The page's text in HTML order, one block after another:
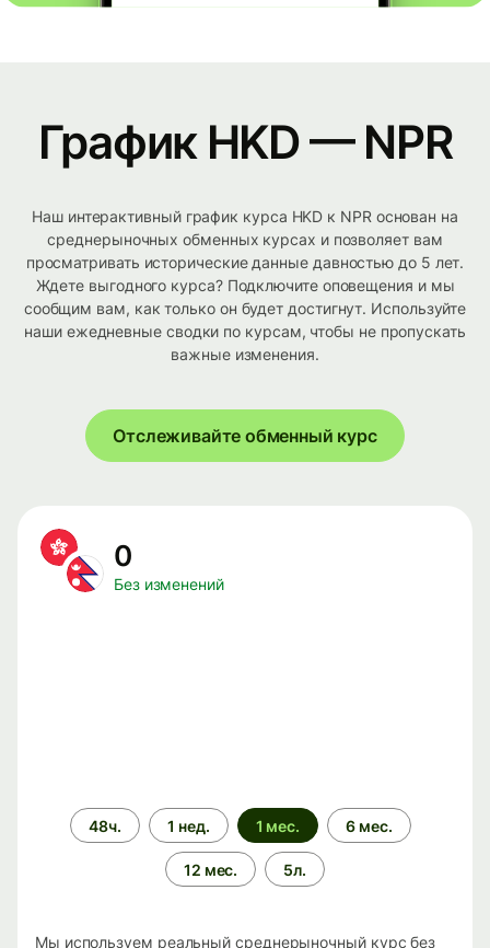
График HKD — NPR
Наш интерактивный график курса HKD к NPR основан на
среднерыночных обменных курсах и позволяет вам
просматривать исторические данные давностью до 5 лет.
Ждете выгодного курса? Подключите оповещения и мы
сообщим вам, как только он будет достигнут. Используйте
наши ежедневные сводки по курсам, чтобы не пропускать
важные изменения.
Отслеживайте обменный курс
0
Без изменений
Период
времени
48ч. 1 нед. 1 мес. 6 мес.
12 мес. 5л.
Мы используем реальный среднерыночный курс без